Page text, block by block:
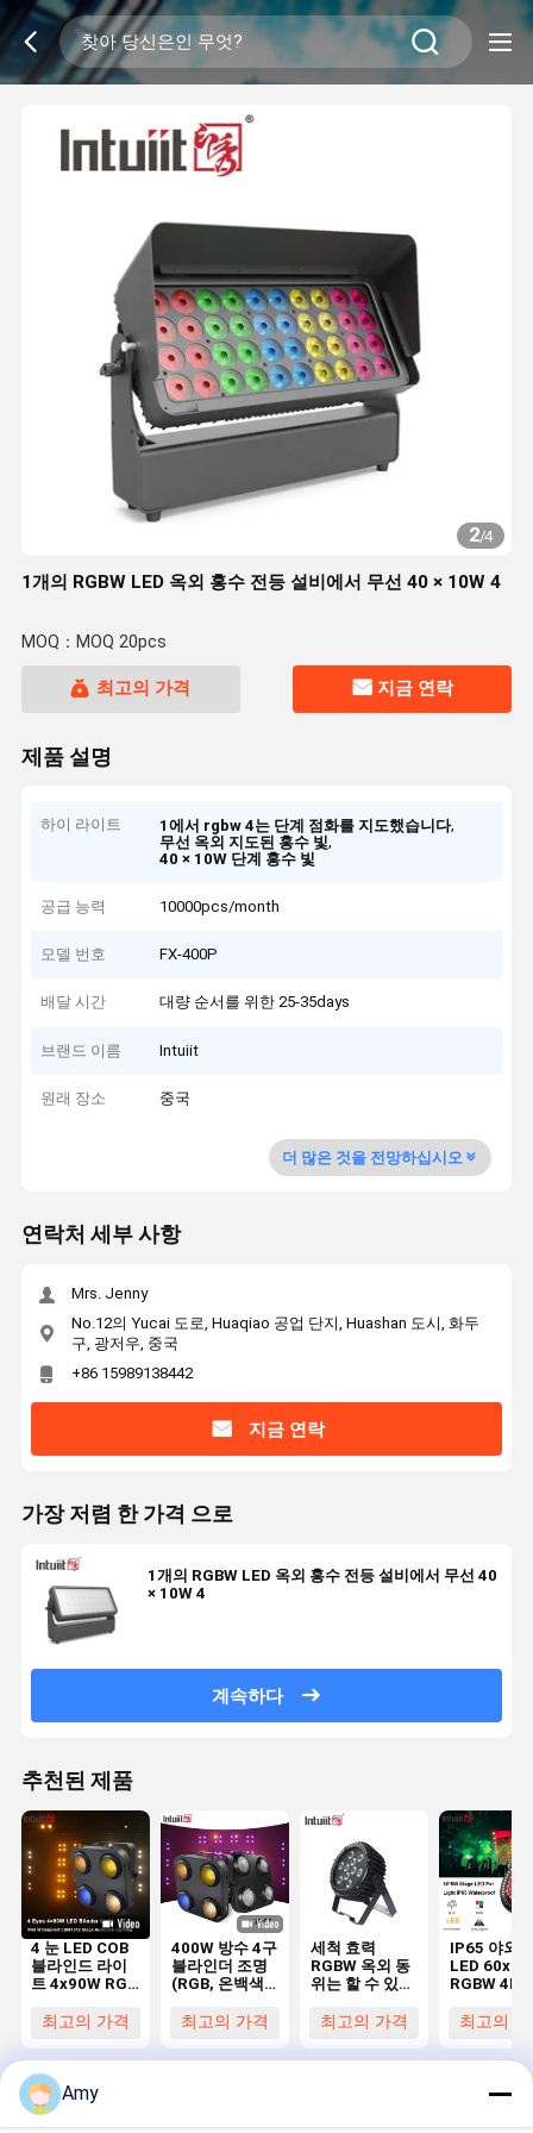
2/4
1개의 RGBW LED 옥외 홍수 전등 설비에서 무선 40 × 10W 4
MOQ：MOQ 20pcs
최고의 가격 지금 연락
제품 설명
하이 라이트 1에서 rgbw 4는 단계 점화를 지도했습니다,
무선 옥외 지도된 홍수 빛,
40 × 10W 단계 홍수 빛
공급 능력 10000pcs/month
모델 번호 FX-400P
배달 시간 대량 순서를 위한 25-35days
브랜드 이름 Intuiit
원래 장소 중국
더 많은 것을 전망하십시오
연락처 세부 사항
Mrs. Jenny
No.12의 Yucai 도로, Huaqiao 공업 단지, Huashan 도시, 화두
구, 광저우, 중국
+86 15989138442
지금 연락
가장 저렴 한 가격 으로
1개의 RGBW LED 옥외 홍수 전등 설비에서 무선 40
× 10W 4
계속하다
추천된 제품
4 눈 LED COB
블라인드 라이
트 4x90W RGB
버 스테이지 블
셀 제어 이벤트
파티를위한 스
테이지 라이트
최고의 가격
400W 방수 4구
블라인더 조명
(RGB, 온백색,
무대 LED 블라
최고의 가격
세척 효력
RGBW 옥외 동
위는 할 수 있습
최고의 가격
IP65 야외
LED
RGBW
광등
최고의
Amy